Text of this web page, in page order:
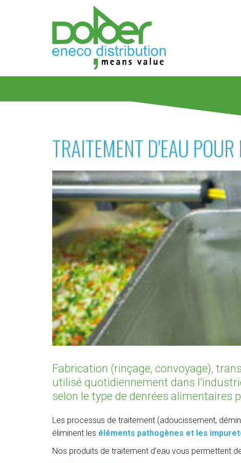
TRAITEMENT D'EAU
Fabrication (rinçage, convoyage),
utilisé quotidiennement dans
selon le type de denrées alimentaires
Les processus de traitement (adoucissement,
éliminent les éléments pathogènes et les
Nos produits de traitement d'eau vous permettent